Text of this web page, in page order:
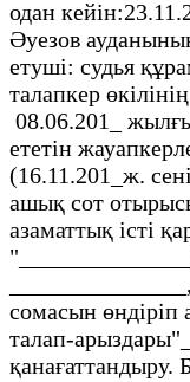
одан
Әуезов
етуші: судья
талапкер
08.06.201_ жылғы
ететін
(16.11.201_ж.
ашық сот
азаматтық істі
сомасын
талап-
қанағаттандыру.